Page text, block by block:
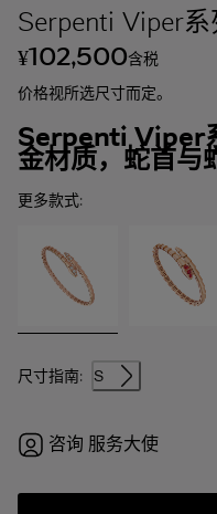
Serpenti Viper
¥102,500含税
价格视所选尺寸而定。
Serpenti Viper
金材质，蛇首与
更多款式:
尺寸指南: S
咨询 服务大使